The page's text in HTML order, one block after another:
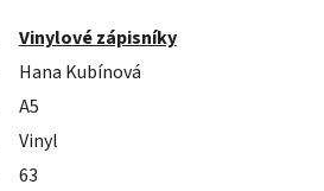
Vinylové zápisníky
Hana Kubínová
A5
Vinyl
63